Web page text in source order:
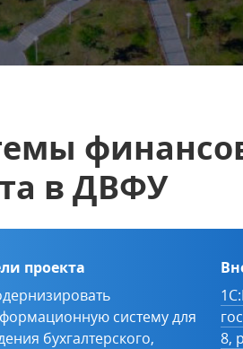
в ДВФУ
проекта
систему для
бухгалтерского,
8,